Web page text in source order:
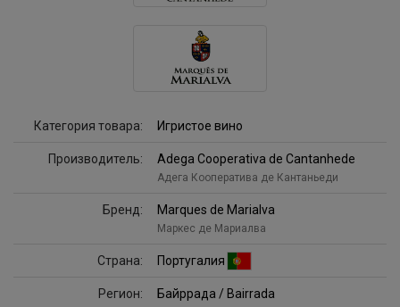
Категория товара: Игристое вино
Производитель: Adega Cooperativa de Cantanhede
Адега Кооператива де Кантаньеди
Бренд: Marques de Marialva
Маркес де Мариалва
Страна: Португалия
Регион: Байррада / Bairrada